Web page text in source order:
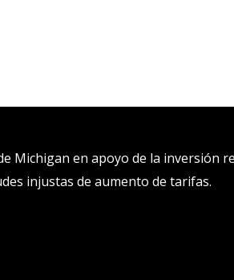
Michigan en apoyo de la inversión
injustas de aumento de tarifas.